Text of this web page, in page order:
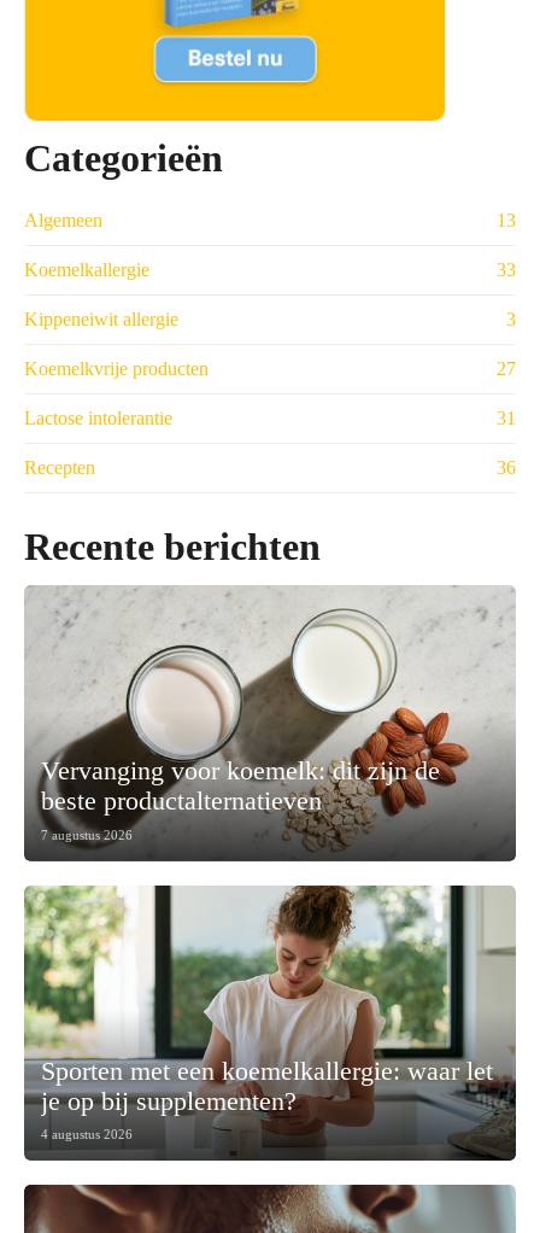
Categorieën
Algemeen 13
Koemelkallergie 33
Kippeneiwit allergie 3
Koemelkvrije producten 27
Lactose intolerantie 31
Recepten 36
Recente berichten
Vervanging voor koemelk: dit zijn de
beste productalternatieven
7 augustus 2026
Sporten met een koemelkallergie: waar let
je op bij supplementen?
4 augustus 2026